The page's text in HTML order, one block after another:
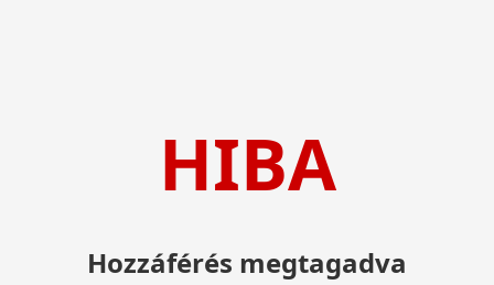
HIBA
Hozzáférés megtagadva